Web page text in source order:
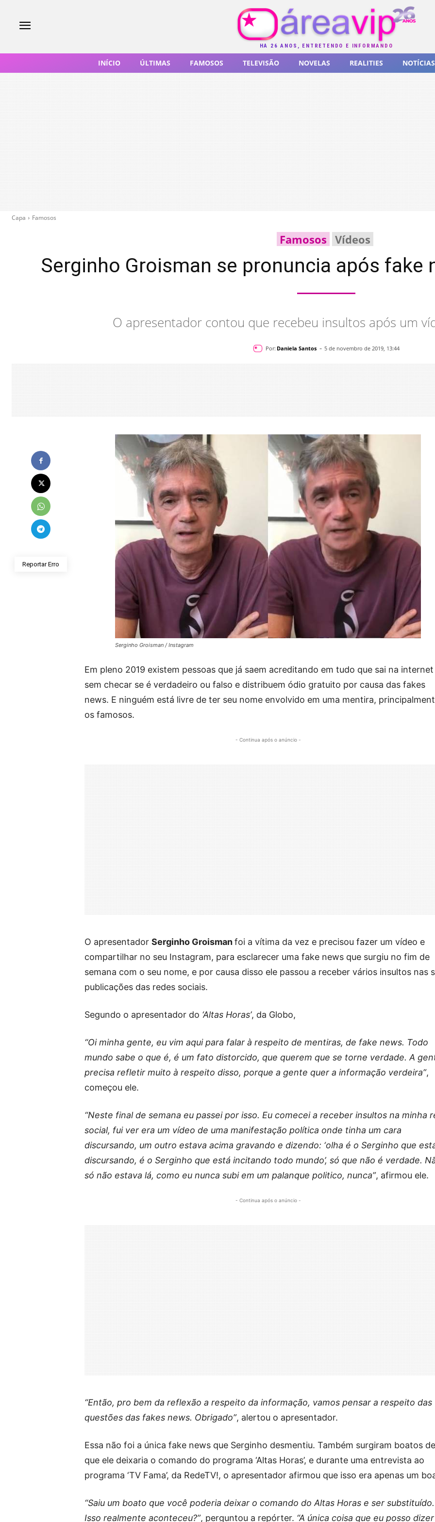
HÁ 26 ANOS, ENTRETENDO E INFORMANDO
INÍCIO ÚLTIMAS FAMOSOS TELEVISÃO NOVELAS REALITIES NOTÍCIAS
Capa Famosos
Famosos Vídeos
Serginho Groisman se pronuncia após fake
O apresentador contou que recebeu insultos após um
Por: Daniela Santos - 5 de novembro de 2019, 13:44
Reportar Erro
Serginho Groisman / Instagram
Em pleno 2019 existem pessoas que já saem acreditando em tudo que sai na internet
sem checar se é verdadeiro ou falso e distribuem ódio gratuito por causa das fakes
news. E ninguém está livre de ter seu nome envolvido em uma mentira,
os famosos.
- Continua após o anúncio -
O apresentador Serginho Groismanfoi a vítima da vez e precisou fazer um vídeo e
compartilhar no seu Instagram, para esclarecer uma fake news que surgiu no fim de
semana com o seu nome, e por causa disso ele passou a receber vários insultos nas
publicações das redes sociais.
Segundo o apresentador do ‘Altas Horas’, da Globo,
“Oi minha gente, eu vim aqui para falar à respeito de mentiras, de fake news. Todo
mundo sabe o que é, é um fato distorcido, que querem que se torne verdade. A
precisa refletir muito à respeito disso, porque a gente quer a informação verdeira”,
começou ele.
“Neste final de semana eu passei por isso. Eu comecei a receber insultos na minha
social, fui ver era um vídeo de uma manifestação política onde tinha um cara
discursando, um outro estava acima gravando e dizendo: ‘olha é o Serginho que
discursando, é o Serginho que está incitando todo mundo’, só que não é verdade.
só não estava lá, como eu nunca subi em um palanque politico, nunca”, afirmou ele.
- Continua após o anúncio -
“Então, pro bem da reflexão a respeito da informação, vamos pensar a respeito das
questões das fakes news. Obrigado”, alertou o apresentador.
Essa não foi a única fake news que Serginho desmentiu. Também surgiram boatos de
que ele deixaria o comando do programa ‘Altas Horas’, e durante uma entrevista ao
programa ‘TV Fama’, da RedeTV!, o apresentador afirmou que isso era apenas um
“Saiu um boato que você poderia deixar o comando do Altas Horas e ser substituído.
Isso realmente aconteceu?”, perguntou a repórter. “A única coisa que eu posso